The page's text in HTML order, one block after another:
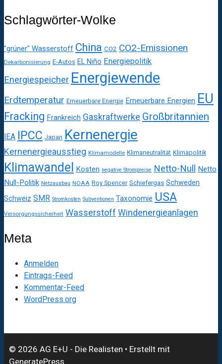
Schlagwörter-Wolke
"grüner" Wasserstoff China CO2 CO2-Emissionen
Dekarbonisierung E-Autos EL Niño Energiepolitik
Energiespeicher Energiewende
Erdtemperatur Erneuerbare Energie Erneuerbare Energien EU
Fracking Frankreich Gaskraftwerke Großbritannien
IEA IPCC Japan Kernenergie
Kernenergieausstieg Klimamodelle Klimaneutralität Klimapolitik
Klimawandel Kosten negative Strompreise Netto-Null Netto
Null-Politik Netzausbau NOAA Roy Spencer Schiefergas Schweden
Schweiz SMR Stromkosten Subventionen Taxonomie USA
Versorgungssicherheit Wasserstoff Windenergieanlagen
Meta
Anmelden
Eintrags-Feed
Kommentar-Feed
WordPress.org
© 2026 AG E+U - Die Realisten • Erstellt mit
GeneratePress